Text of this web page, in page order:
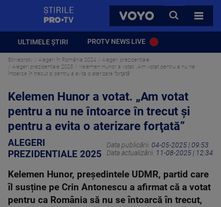
VOYO
CAUTA
TOATE
ULTIMELE ȘTIRI PROTV NEWS LIVE
Stirileprotv Alegeri în România 2024
Alegeri prezidentiale
Alegeri prezidentiale 2025
Kelemen Hunor a votat. „Am votat pentru a nu ne
întoarce în trecut şi pentru a evita o aterizare forţată”
Kelemen Hunor a votat. „Am votat
pentru a nu ne întoarce în trecut şi
pentru a evita o aterizare forţată”
ALEGERI
PREZIDENTIALE 2025
Data publicării: 04-05-2025 | 09:53
Data actualizării: 11-08-2025 | 12:34
Kelemen Hunor, președintele UDMR, partid care
îl susține pe Crin Antonescu a afirmat că a votat
pentru ca România să nu se întoarcă în trecut,